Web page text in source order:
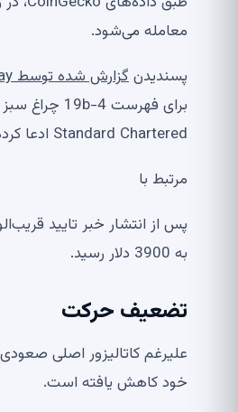
معامله می‌شود.
پسندیدنگزارش شده توسط U.Today
Standard Chartered ادعا کرده بودند که بعید است این محصولات تایید شوند.
مرتبط با
به 3900 دلار رسید.
تضعیف حرکت
خود کاهش یافته است.